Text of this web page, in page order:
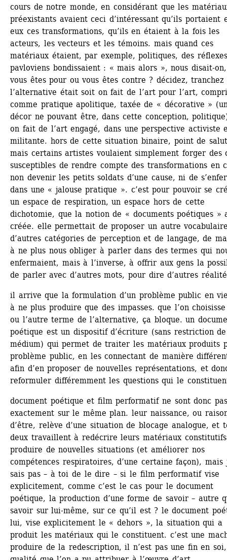
cours de notre monde, en considérant que les
préexistants avaient ceci d’intéressant qu’ils portaient
eux ces transformations, qu’ils en étaient à la fois les
acteurs, les vecteurs et les témoins. mais quand ces
matériaux étaient, par exemple, politiques, des réflexes
pavloviens bondissaient : « mais alors », nous disait-
vous êtes pour ou vous êtes contre ? décidez,
l’alternative était soit on fait de l’art pour l’art,
comme pratique apolitique, taxée de « décorative »
décor ne pouvant être, dans cette conception,
on fait de l’art engagé, dans une perspective activiste
militante. hors de cette situation binaire, point de
mais certains artistes voulaient simplement forger des
susceptibles de rendre compte des transformations en
non devenir les petits soldats d’une cause, ni de
dans une « jalouse pratique ». c’est pour pouvoir se
un espace de respiration, un espace hors de cette
dichotomie, que la notion de « documents poétiques »
créée. elle permettait de proposer un autre
d’autres catégories de perception et de langage, de
à ne plus nous obliger à parler dans des termes qui
enfermaient, mais à l’inverse, à offrir aux gens la
de parler avec d’autres mots, pour dire d’autres
il arrive que la formulation d’un problème public en
à ne plus produire que des impasses. que l’on choisisse
ou l’autre terme de l’alternative, ça bloque. un
poétique est un dispositif d’écriture (sans restriction de
médium) qui permet de traiter les matériaux produits
problème public, en les connectant de manière
afin d’en proposer de nouvelles représentations, et
reformuler différemment les questions qui le
document poétique et film performatif ne sont donc pas
exactement sur le même plan. leur naissance, ou
d’être, relève d’une situation de blocage analogue, et
deux travaillent à redécrire leurs matériaux
produire de nouvelles situations (et améliorer nos
compétences respiratoires, d’une certaine façon), mais
sais pas – à toi de le dire – si le film performatif vise
explicitement, comme c’est le cas pour le document
poétique, la production d’une forme de savoir – autre
savoir sur lui-même, sur ce qu’il est ? le document
lui, vise explicitement le « dehors », la situation qui a
produit les matériaux qui le constituent. c’est une
produire de la redescription, il n’est pas une fin en soi,